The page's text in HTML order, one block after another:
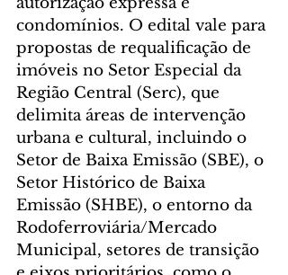
condomínios. O edital vale para
propostas de requalificação de
imóveis no Setor Especial da
Região Central (Serc), que
delimita áreas de intervenção
urbana e cultural, incluindo o
Setor de Baixa Emissão (SBE), o
Setor Histórico de Baixa
Emissão (SHBE), o entorno da
Rodoferroviária/Mercado
Municipal, setores de transição